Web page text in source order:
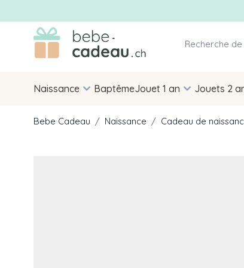
Allez au contenu
Naissance BaptêmeJouet 1 an Jouets 2
Bebe Cadeau / Naissance / Cadeau de